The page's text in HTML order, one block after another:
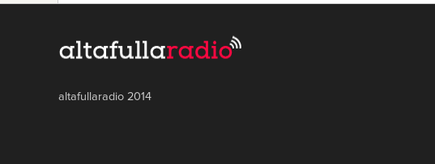
altafullaradio 2014